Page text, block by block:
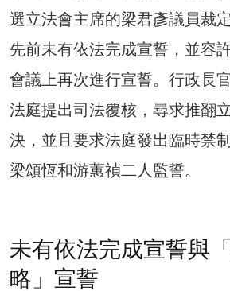
選立法會主席的梁君彥議員裁
先前未有依法完成宣誓，並容
會議上再次進行宣誓。行政長
法庭提出司法覆核，尋求推翻
決，並且要求法庭發出臨時禁
梁頌恆和游蕙禎二人監誓。
未有依法完成宣誓與
略」宣誓